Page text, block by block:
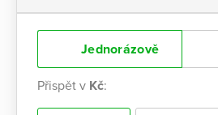
Jednorázově
Přispět v Kč: